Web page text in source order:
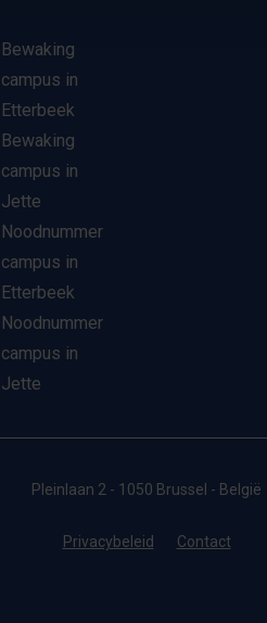
Bewaking
campus in
Etterbeek
Bewaking
campus in
Jette
Noodnummer
campus in
Etterbeek
Noodnummer
campus in
Jette
Pleinlaan 2 - 1050 Brussel - België
Privacybeleid Contact